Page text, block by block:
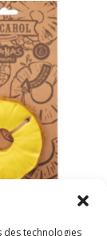
des technologies
€